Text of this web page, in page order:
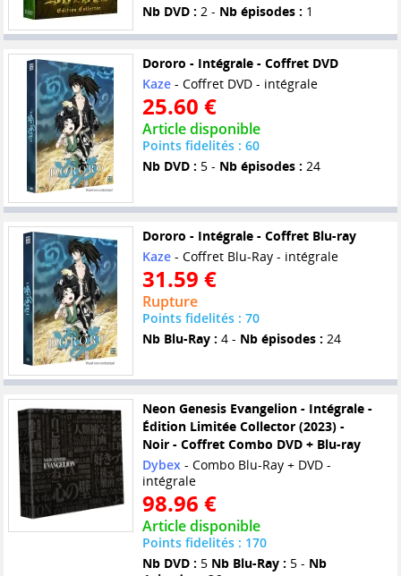
Nb DVD : 2 - Nb épisodes : 1
Dororo - Intégrale - Coffret DVD
Kaze- Coffret DVD - intégrale
25.60 €
Article disponible
Points fidelités : 60
Nb DVD : 5 - Nb épisodes : 24
Dororo - Intégrale - Coffret Blu-ray
Kaze- Coffret Blu-Ray - intégrale
31.59 €
Rupture
Points fidelités : 70
Nb Blu-Ray : 4 - Nb épisodes : 24
Neon Genesis Evangelion - Intégrale -
Édition Limitée Collector (2023) -
Noir - Coffret Combo DVD + Blu-ray
Dybex - Combo Blu-Ray + DVD -
intégrale
98.96 €
Article disponible
Points fidelités : 170
Nb DVD : 5 Nb Blu-Ray : 5 - Nb